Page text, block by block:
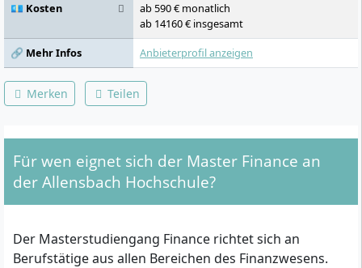
💶 Kosten
ab 590 € monatlich
ab 14160 € insgesamt
🔗 Mehr Infos
Anbieterprofil anzeigen
Merken Teilen
Für wen eignet sich der Master Finance an
der Allensbach Hochschule?
Der Masterstudiengang Finance richtet sich an
Berufstätige aus allen Bereichen des Finanzwesens.